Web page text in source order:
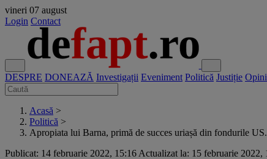
vineri 07 august
Login Contact
DESPRE DONEAZĂ Investigații Eveniment Politică Justiție
Acasă >
Politică >
Apropiata lui Barna, primă de succes uriașă din fondurile
Publicat: 14 februarie 2022, 15:16 Actualizat la: 15 februarie 2022,